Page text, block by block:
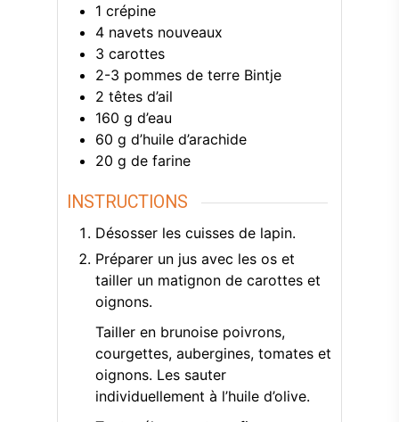
1 crépine
4 navets nouveaux
3 carottes
2-3 pommes de terre Bintje
2 têtes d’ail
160 g d’eau
60 g d’huile d’arachide
20 g de farine
INSTRUCTIONS
Désosser les cuisses de lapin.
Préparer un jus avec les os et
tailler un matignon de carottes et
oignons.
Tailler en brunoise poivrons,
courgettes, aubergines, tomates et
oignons. Les sauter
individuellement à l’huile d’olive.